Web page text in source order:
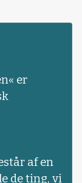
er
af en
de ting, vi